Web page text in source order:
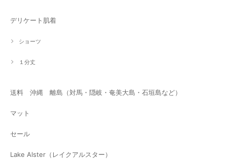
デリケート肌着
ショーツ
１分丈
送料 沖縄 離島（対馬・隠岐・奄美大島・石垣島など）
マット
セール
Lake Alster（レイクアルスター）